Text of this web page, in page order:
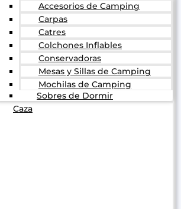
Accesorios de Camping
Carpas
Catres
Colchones Inflables
Conservadoras
Mesas y Sillas de Camping
Mochilas de Camping
Sobres de Dormir
Caza